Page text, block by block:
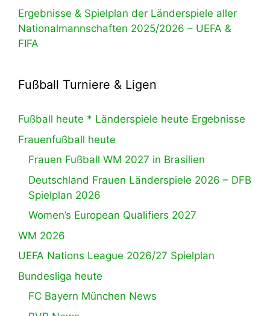
Ergebnisse & Spielplan der Länderspiele aller
Nationalmannschaften 2025/2026 – UEFA &
FIFA
Fußball Turniere & Ligen
Fußball heute * Länderspiele heute Ergebnisse
Frauenfußball heute
Frauen Fußball WM 2027 in Brasilien
Deutschland Frauen Länderspiele 2026 – DFB
Spielplan 2026
Women’s European Qualifiers 2027
WM 2026
UEFA Nations League 2026/27 Spielplan
Bundesliga heute
FC Bayern München News